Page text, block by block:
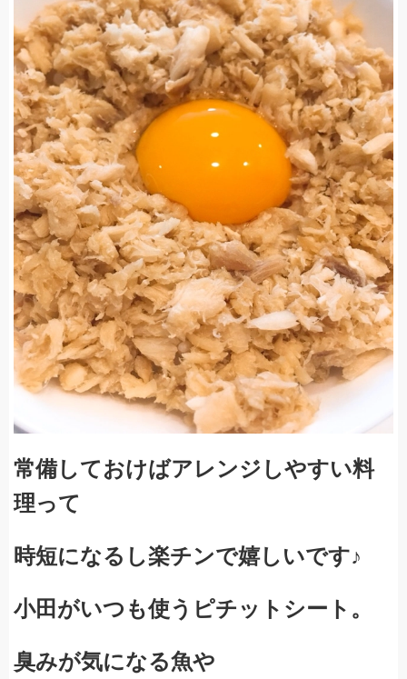
常備しておけばアレンジしやすい料
理って
時短になるし楽チンで嬉しいです♪
小田がいつも使うピチットシート。
臭みが気になる魚や